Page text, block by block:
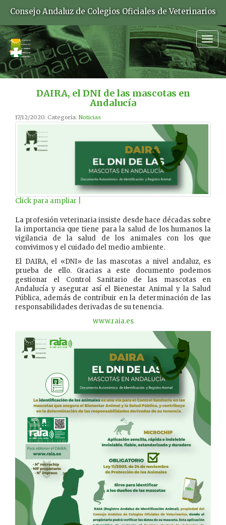
Consejo Andaluz de Colegios Oficiales de Veterinarios
DAIRA, el DNI de las mascotas en
Andalucía
17/12/2020. Categoría: Noticias
Click para ampliar |
La profesión veterinaria insiste desde hace décadas sobre
la importancia que tiene para la salud de los humanos la
vigilancia de la salud de los animales con los que
convivimos y el cuidado del medio ambiente.
El DAIRA, el «DNI» de las mascotas a nivel andaluz, es
prueba de ello. Gracias a este documento podemos
gestionar el Control Sanitario de las mascotas en
Andalucía y asegurar así el Bienestar Animal y la Salud
Pública, además de contribuir en la determinación de las
responsabilidades derivadas de su tenencia.
www.raia.es